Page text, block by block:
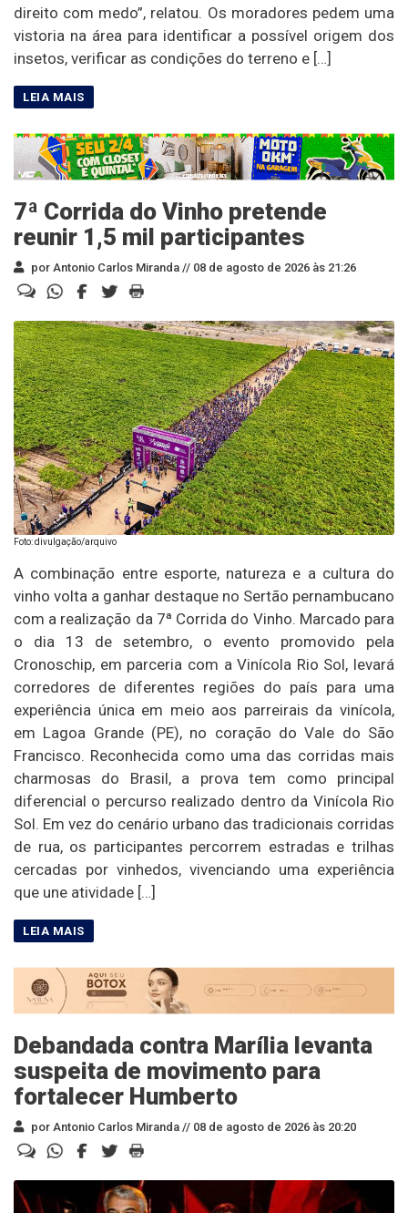
direito com medo”, relatou. Os moradores pedem uma
vistoria na área para identificar a possível origem dos
insetos, verificar as condições do terreno e […]
7ª Corrida do Vinho pretende
reunir 1,5 mil participantes
por Antonio Carlos Miranda // 08 de agosto de 2026 às 21:26
Foto: divulgação/arquivo
A combinação entre esporte, natureza e a cultura do
vinho volta a ganhar destaque no Sertão pernambucano
com a realização da 7ª Corrida do Vinho. Marcado para
o dia 13 de setembro, o evento promovido pela
Cronoschip, em parceria com a Vinícola Rio Sol, levará
corredores de diferentes regiões do país para uma
experiência única em meio aos parreirais da vinícola,
em Lagoa Grande (PE), no coração do Vale do São
Francisco. Reconhecida como uma das corridas mais
charmosas do Brasil, a prova tem como principal
diferencial o percurso realizado dentro da Vinícola Rio
Sol. Em vez do cenário urbano das tradicionais corridas
de rua, os participantes percorrem estradas e trilhas
cercadas por vinhedos, vivenciando uma experiência
que une atividade […]
Debandada contra Marília levanta
suspeita de movimento para
fortalecer Humberto
por Antonio Carlos Miranda // 08 de agosto de 2026 às 20:20